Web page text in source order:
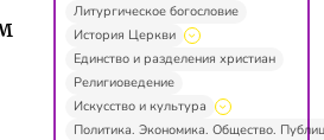
Литургическое богословие
История Церкви
Единство и разделения христиан
Религиоведение
Искусство и культура
Политика. Экономика. Общество.